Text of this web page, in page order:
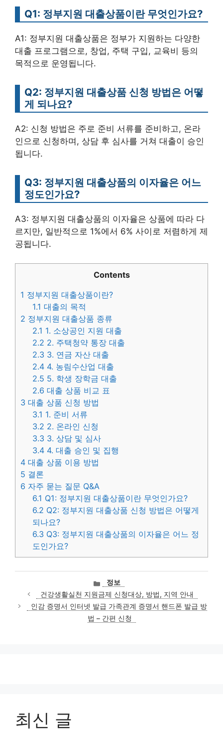
Q1: 정부지원 대출상품이란 무엇인가요?
A1: 정부지원 대출상품은 정부가 지원하는 다양한
대출 프로그램으로, 창업, 주택 구입, 교육비 등의
목적으로 운영됩니다.
Q2: 정부지원 대출상품 신청 방법은 어떻
게 되나요?
A2: 신청 방법은 주로 준비 서류를 준비하고, 온라
인으로 신청하며, 상담 후 심사를 거쳐 대출이 승인
됩니다.
Q3: 정부지원 대출상품의 이자율은 어느
정도인가요?
A3: 정부지원 대출상품의 이자율은 상품에 따라 다
르지만, 일반적으로 1%에서 6% 사이로 저렴하게 제
공됩니다.
Contents
1 정부지원 대출상품이란?
1.1 대출의 목적
2 정부지원 대출상품 종류
2.1 1. 소상공인 지원 대출
2.2 2. 주택청약 통장 대출
2.3 3. 연금 자산 대출
2.4 4. 농림수산업 대출
2.5 5. 학생 장학금 대출
2.6 대출 상품 비교 표
3 대출 상품 신청 방법
3.1 1. 준비 서류
3.2 2. 온라인 신청
3.3 3. 상담 및 심사
3.4 4. 대출 승인 및 집행
4 대출 상품 이용 방법
5 결론
6 자주 묻는 질문 Q&A
6.1 Q1: 정부지원 대출상품이란 무엇인가요?
6.2 Q2: 정부지원 대출상품 신청 방법은 어떻게
되나요?
6.3 Q3: 정부지원 대출상품의 이자율은 어느 정
도인가요?
카
테
고
리
정보
건강생활실천 지원금제 신청대상, 방법, 지역 안내
인감 증명서 인터넷 발급 가족관계 증명서 핸드폰 발급 방
법 – 간편 신청
최신 글